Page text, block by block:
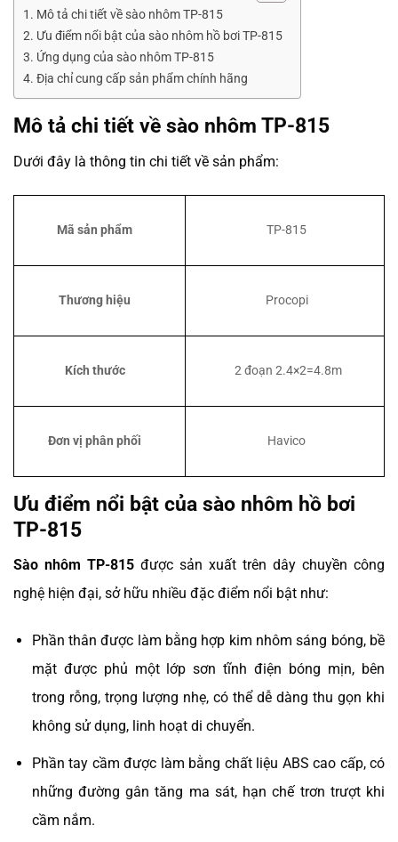
Mô tả chi tiết về sào nhôm TP-815
Ưu điểm nổi bật của sào nhôm hồ bơi TP-815
Ứng dụng của sào nhôm TP-815
Địa chỉ cung cấp sản phẩm chính hãng
Mô tả chi tiết về sào nhôm TP-815
Dưới đây là thông tin chi tiết về sản phẩm:
Mã sản phẩm TP-815
Thương hiệu Procopi
Kích thước 2 đoạn 2.4×2=4.8m
Đơn vị phân phối Havico
Ưu điểm nổi bật của sào nhôm hồ bơi
TP-815
Sào nhôm TP-815 được sản xuất trên dây chuyền công
nghệ hiện đại, sở hữu nhiều đặc điểm nổi bật như:
Phần thân được làm bằng hợp kim nhôm sáng bóng, bề
mặt được phủ một lớp sơn tĩnh điện bóng mịn, bên
trong rỗng, trọng lượng nhẹ, có thể dễ dàng thu gọn khi
không sử dụng, linh hoạt di chuyển.
Phần tay cầm được làm bằng chất liệu ABS cao cấp, có
những đường gân tăng ma sát, hạn chế trơn trượt khi
cầm nắm.